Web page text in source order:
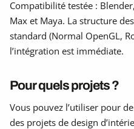
Compatibilité testée :
Max et Maya. La structure
standard (Normal OpenGL,
l’intégration est immédiate.
Pour quels projets ?
Vous pouvez l’utiliser pour
des projets de design